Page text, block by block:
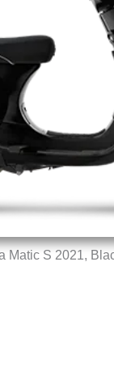
Matic S 2021,